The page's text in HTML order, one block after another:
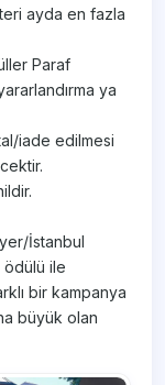
ayda en fazla
Paraf
ya
iade edilmesi
İstanbul
ödülü ile
bir kampanya
büyük olan